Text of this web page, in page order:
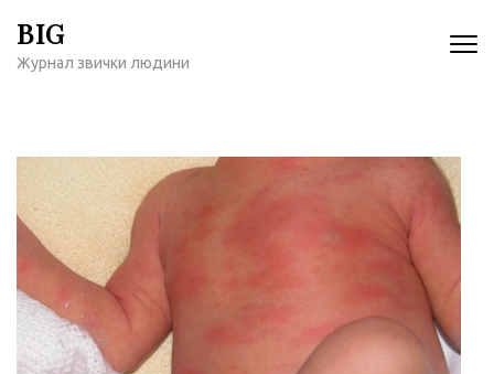
содержимому
BIG
Журнал звички людини